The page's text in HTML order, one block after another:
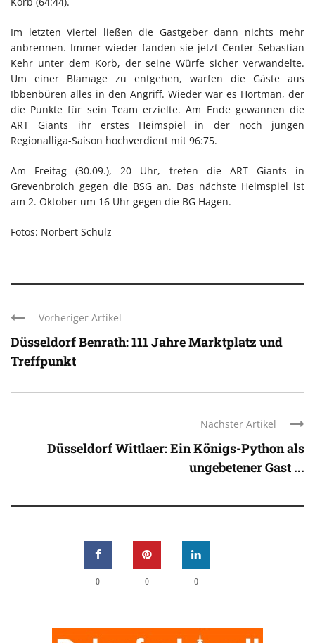
Im letzten Viertel ließen die Gastgeber dann nichts mehr
anbrennen. Immer wieder fanden sie jetzt Center Sebastian
Kehr unter dem Korb, der seine Würfe sicher verwandelte.
Um einer Blamage zu entgehen, warfen die Gäste aus
Ibbenbüren alles in den Angriff. Wieder war es Hortman, der
die Punkte für sein Team erzielte. Am Ende gewannen die
ART Giants ihr erstes Heimspiel in der noch jungen
Regionalliga-Saison hochverdient mit 96:75.
Am Freitag (30.09.), 20 Uhr, treten die ART Giants in
Grevenbroich gegen die BSG an. Das nächste Heimspiel ist
am 2. Oktober um 16 Uhr gegen die BG Hagen.
Fotos: Norbert Schulz
Vorheriger Artikel
Düsseldorf Benrath: 111 Jahre Marktplatz und
Treffpunkt
Nächster Artikel
Düsseldorf Wittlaer: Ein Königs-Python als
ungebetener Gast ...
0 0 0